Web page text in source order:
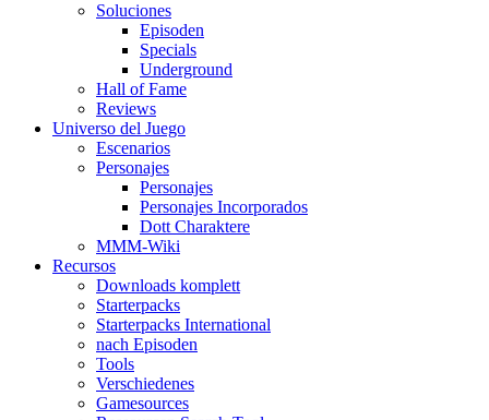
Soluciones
Episoden
Specials
Underground
Hall of Fame
Reviews
Universo del Juego
Escenarios
Personajes
Personajes
Personajes Incorporados
Dott Charaktere
MMM-Wiki
Recursos
Downloads komplett
Starterpacks
Starterpacks International
nach Episoden
Tools
Verschiedenes
Gamesources